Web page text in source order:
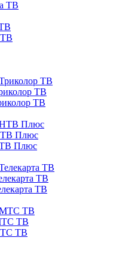
ТВ
ТВ
ТВ
ТВ
НТВ Плюс
Плюс
Плюс
ТВ
ТВ
ТВ
МТС ТВ
ТВ
ТВ